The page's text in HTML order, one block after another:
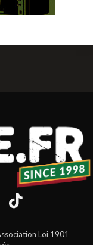
Loi 1901